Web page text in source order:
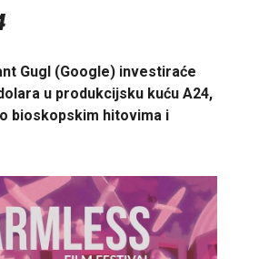
Gugl (Google) investiraće
u produkcijsku kuću A24,
bioskopskim hitovima i